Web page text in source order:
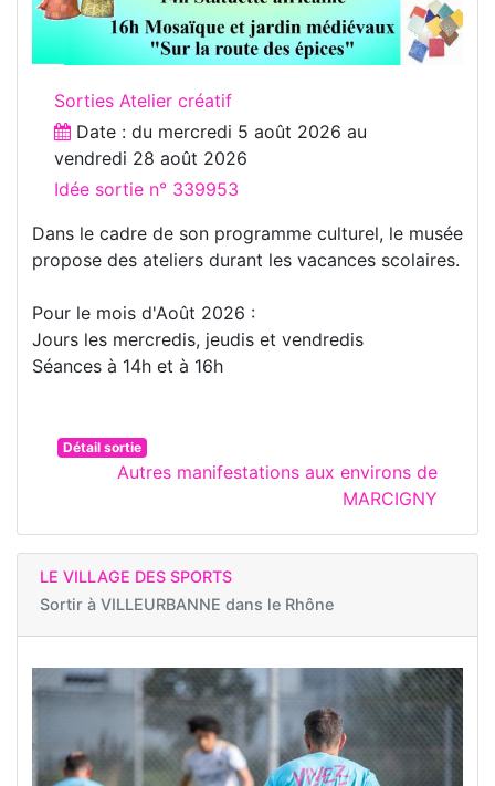
Sorties Atelier créatif
Date : du mercredi 5 août 2026 au
vendredi 28 août 2026
Idée sortie n° 339953
Dans le cadre de son programme culturel, le musée
propose des ateliers durant les vacances scolaires.
Pour le mois d'Août 2026 :
Jours les mercredis, jeudis et vendredis
Séances à 14h et à 16h
Détail sortie
Autres manifestations aux environs de
MARCIGNY
LE VILLAGE DES SPORTS
Sortir à VILLEURBANNE dans le Rhône